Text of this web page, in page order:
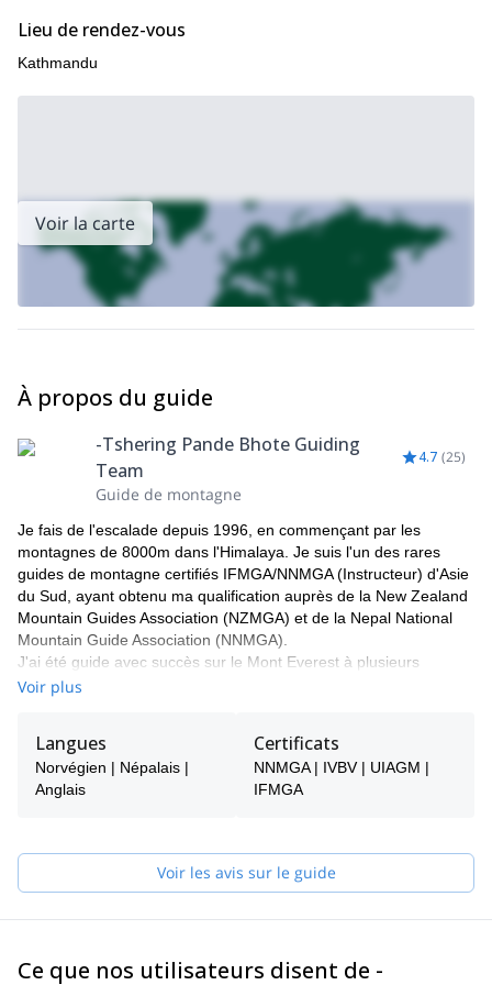
Photos gracieusement offertes par Thsering et Sonam Bhote.
Lieu de rendez-vous
Kathmandu
Voir la carte
À propos du guide
-Tshering Pande Bhote Guiding
Team
4.7 (25)
Guide de montagne
Je fais de l'escalade depuis 1996, en commençant par les
montagnes de 8000m dans l'Himalaya. Je suis l'un des rares
guides de montagne certifiés IFMGA/NNMGA (Instructeur) d'Asie
du Sud, ayant obtenu ma qualification auprès de la New Zealand
Mountain Guides Association (NZMGA) et de la Nepal National
Mountain Guide Association (NNMGA).
J'ai été guide avec succès sur le Mont Everest à plusieurs
reprises, ainsi que sur d'autres sommets de 8000 m tels que le
Makalu (8 463 m), le Mont Lhotse (8 515 m) et bien d'autres
encore.
J'ai également une solide expérience de l'escalade internationale
très importantes pour mener à bien des aventures dans
l'Himalaya et dans le monde entier. J'ai été guide en Nouvelle-
Bhoutan, au Pakistan, en Inde et au Tibet.
technique pour la formation des guides de montagne.
Voir plus
Langues
Norvégien | Népalais |
Anglais
Certificats
NNMGA | IVBV | UIAGM |
IFMGA
Voir les avis sur le guide
Ce que nos utilisateurs disent de -